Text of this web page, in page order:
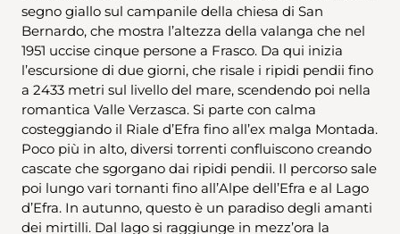
segno giallo sul campanile della chiesa di San
Bernardo, che mostra l’altezza della valanga che nel
1951 uccise cinque persone a Frasco. Da qui inizia
l’escursione di due giorni, che risale i ripidi pendii fino
a 2433 metri sul livello del mare, scendendo poi nella
romantica Valle Verzasca. Si parte con calma
costeggiando il Riale d’Efra fino all’ex malga Montada.
Poco più in alto, diversi torrenti confluiscono creando
cascate che sgorgano dai ripidi pendii. Il percorso sale
poi lungo vari tornanti fino all’Alpe dell’Efra e al Lago
d’Efra. In autunno, questo è un paradiso degli amanti
dei mirtilli. Dal lago si raggiunge in mezz’ora la